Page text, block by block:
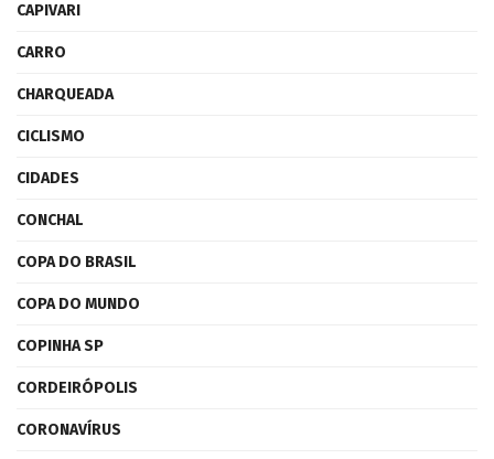
CAPIVARI
CARRO
CHARQUEADA
CICLISMO
CIDADES
CONCHAL
COPA DO BRASIL
COPA DO MUNDO
COPINHA SP
CORDEIRÓPOLIS
CORONAVÍRUS